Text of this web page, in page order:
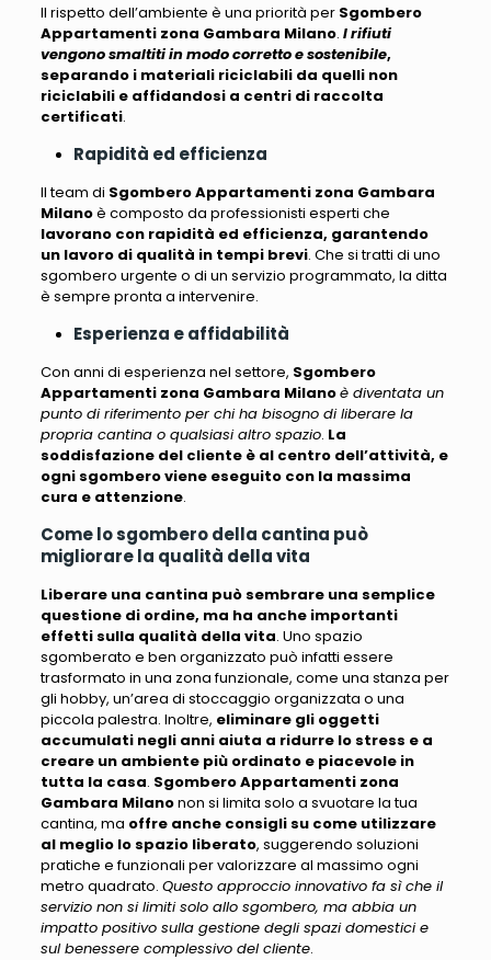
Il rispetto dell’ambiente è una priorità per Sgombero
Appartamenti zona Gambara Milano. I rifiuti
vengono smaltiti in modo corretto e sostenibile,
separando i materiali riciclabili da quelli non
riciclabili e affidandosi a centri di raccolta
certificati.
Rapidità ed efficienza
Il team di Sgombero Appartamenti zona Gambara
Milanoè composto da professionisti esperti che
lavorano con rapidità ed efficienza, garantendo
un lavoro di qualità in tempi brevi. Che si tratti di uno
sgombero urgente o di un servizio programmato, la ditta
è sempre pronta a intervenire.
Esperienza e affidabilità
Con anni di esperienza nel settore, Sgombero
Appartamenti zona Gambara Milanoè diventata un
punto di riferimento per chi ha bisogno di liberare la
propria cantina o qualsiasi altro spazio. La
soddisfazione del cliente è al centro dell’attività, e
ogni sgombero viene eseguito con la massima
cura e attenzione.
Come lo sgombero della cantina può
migliorare la qualità della vita
Liberare una cantina può sembrare una semplice
questione di ordine, ma ha anche importanti
effetti sulla qualità della vita. Uno spazio
sgomberato e ben organizzato può infatti essere
trasformato in una zona funzionale, come una stanza per
gli hobby, un’area di stoccaggio organizzata o una
piccola palestra. Inoltre, eliminare gli oggetti
accumulati negli anni aiuta a ridurre lo stress e a
creare un ambiente più ordinato e piacevole in
tutta la casa. Sgombero Appartamenti zona
Gambara Milanonon si limita solo a svuotare la tua
cantina, ma offre anche consigli su come utilizzare
al meglio lo spazio liberato, suggerendo soluzioni
pratiche e funzionali per valorizzare al massimo ogni
metro quadrato. Questo approccio innovativo fa sì che il
servizio non si limiti solo allo sgombero, ma abbia un
impatto positivo sulla gestione degli spazi domestici e
sul benessere complessivo del cliente.